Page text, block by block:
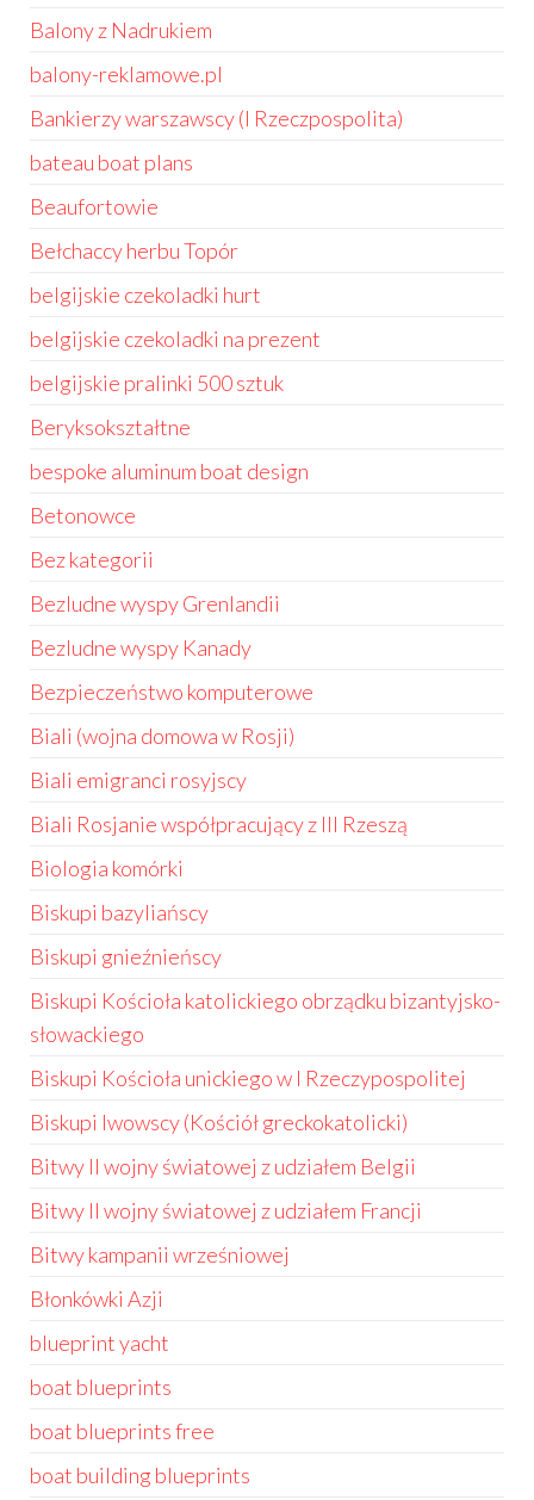
Balony z Nadrukiem
balony-reklamowe.pl
Bankierzy warszawscy (I Rzeczpospolita)
bateau boat plans
Beaufortowie
Bełchaccy herbu Topór
belgijskie czekoladki hurt
belgijskie czekoladki na prezent
belgijskie pralinki 500 sztuk
Beryksokształtne
bespoke aluminum boat design
Betonowce
Bez kategorii
Bezludne wyspy Grenlandii
Bezludne wyspy Kanady
Bezpieczeństwo komputerowe
Biali (wojna domowa w Rosji)
Biali emigranci rosyjscy
Biali Rosjanie współpracujący z III Rzeszą
Biologia komórki
Biskupi bazyliańscy
Biskupi gnieźnieńscy
Biskupi Kościoła katolickiego obrządku bizantyjsko-
słowackiego
Biskupi Kościoła unickiego w I Rzeczypospolitej
Biskupi lwowscy (Kościół greckokatolicki)
Bitwy II wojny światowej z udziałem Belgii
Bitwy II wojny światowej z udziałem Francji
Bitwy kampanii wrześniowej
Błonkówki Azji
blueprint yacht
boat blueprints
boat blueprints free
boat building blueprints